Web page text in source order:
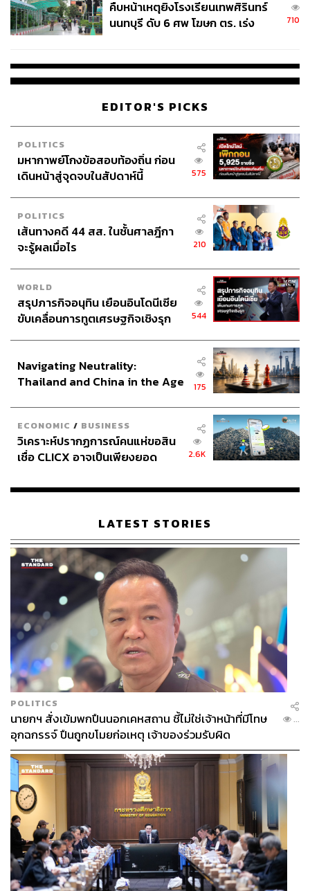
คืบหน้าเหตุยิงโรงเรียนเทพศิรินทร์
นนทบุรี ดับ 6 ศพ โฆษก ตร. เร่ง
710
EDITOR'S PICKS
POLITICS
มหากาพย์โกงข้อสอบท้องถิ่น ก่อน
เดินหน้าสู่จุดจบในสัปดาห์นี้
575
POLITICS
เส้นทางคดี 44 สส. ในชั้นศาลฎีกา
จะรู้ผลเมื่อไร
210
WORLD
สรุปภารกิจอนุทิน เยือนอินโดนีเซีย
ขับเคลื่อนการทูตเศรษฐกิจเชิงรุก
544
Navigating Neutrality:
Thailand and China in the Age
175
ECONOMIC / BUSINESS
วิเคราะห์ปรากฏการณ์คนแห่ขอสิน
เชื่อ CLICX อาจเป็นเพียงยอด
เรือนไทยที่ถูกซุกไว้
2.6K
LATEST STORIES
POLITICS
นายกฯ สั่งเข้มพกปืนนอกเคหสถาน ชี้ไม่ใช่เจ้าหน้าที่มีโทษ
อุกฉกรรจ์ ปืนถูกขโมยก่อเหตุ เจ้าของร่วมรับผิด
...